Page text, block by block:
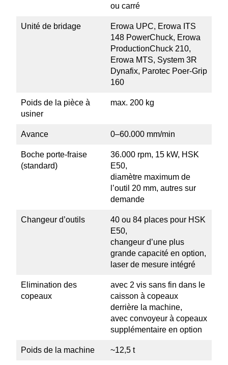
ou carré
Unité de bridage
Erowa UPC, Erowa ITS
148 Power­Chuck, Erowa
Produc­tion­Chuck 210,
Erowa MTS, System 3R
Dynafix, Parotec Poer-Grip
160
Poids de la pièce à
usiner
max. 200 kg
Avance 0–60.000 mm/min
Boche porte-fraise
(standard)
36.000 rpm, 15 kW, HSK
E50,
diamètre maximum de
l’outil 20 mm, autres sur
demande
Changeur d’outils
40 ou 84 places pour HSK
E50,
changeur d’une plus
grande capacité en option,
laser de mesure intégré
Elimi­nation des
copeaux
avec 2 vis sans fin dans le
caisson à copeaux
derrière la machine,
avec convoyeur à copeaux
supplé­men­taire en option
Poids de la machine ~12,5 t